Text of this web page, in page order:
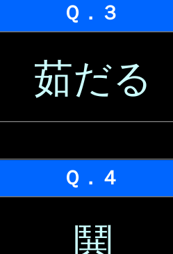
Ｑ．３
茹だる
Ｑ．４
鬨